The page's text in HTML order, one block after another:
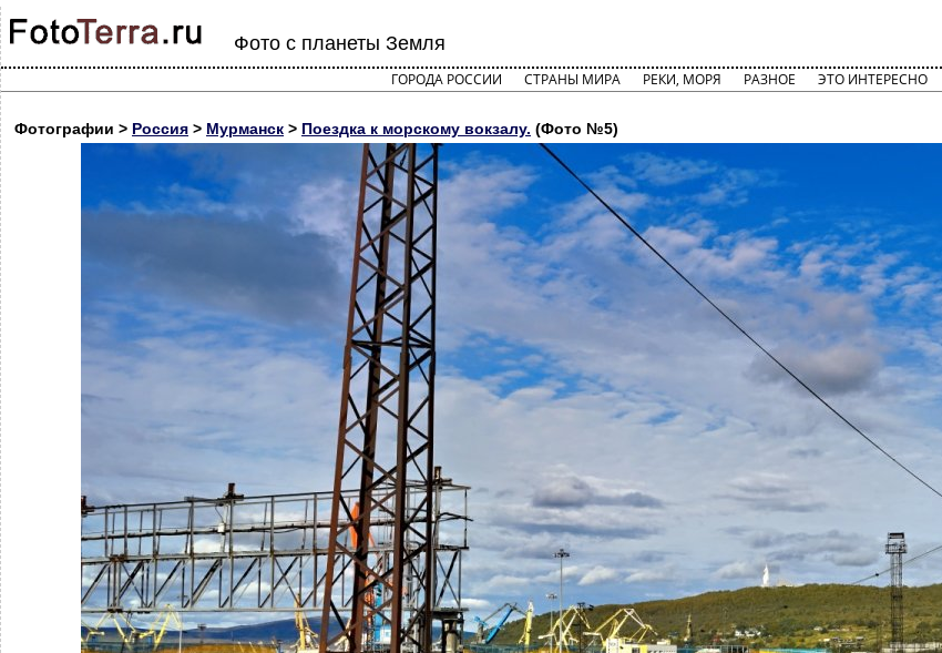
Фото с планеты Земля
ГОРОДА РОССИИ СТРАНЫ МИРА РЕКИ, МОРЯ РАЗНОЕ ЭТО ИНТЕРЕСНО
Фотографии > Россия > Мурманск > Поездка к морскому вокзалу. (Фото №5)